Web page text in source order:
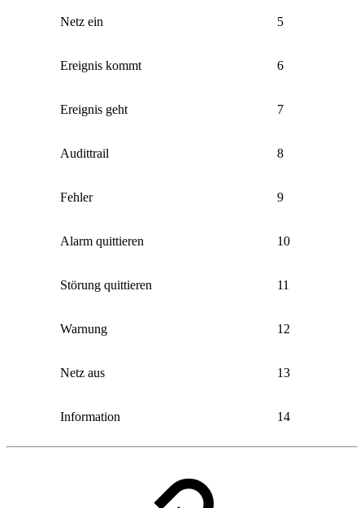
Netz ein 5
Ereignis kommt 6
Ereignis geht 7
Audittrail 8
Fehler 9
Alarm quittieren 10
Störung quittieren 11
Warnung 12
Netz aus 13
Information 14